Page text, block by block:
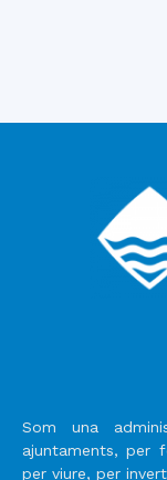
Som una
ajuntaments, per
per viure, per